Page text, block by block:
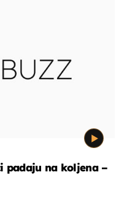
padaju na koljena –